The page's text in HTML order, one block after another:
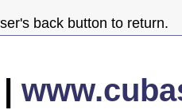
back button to return.
|